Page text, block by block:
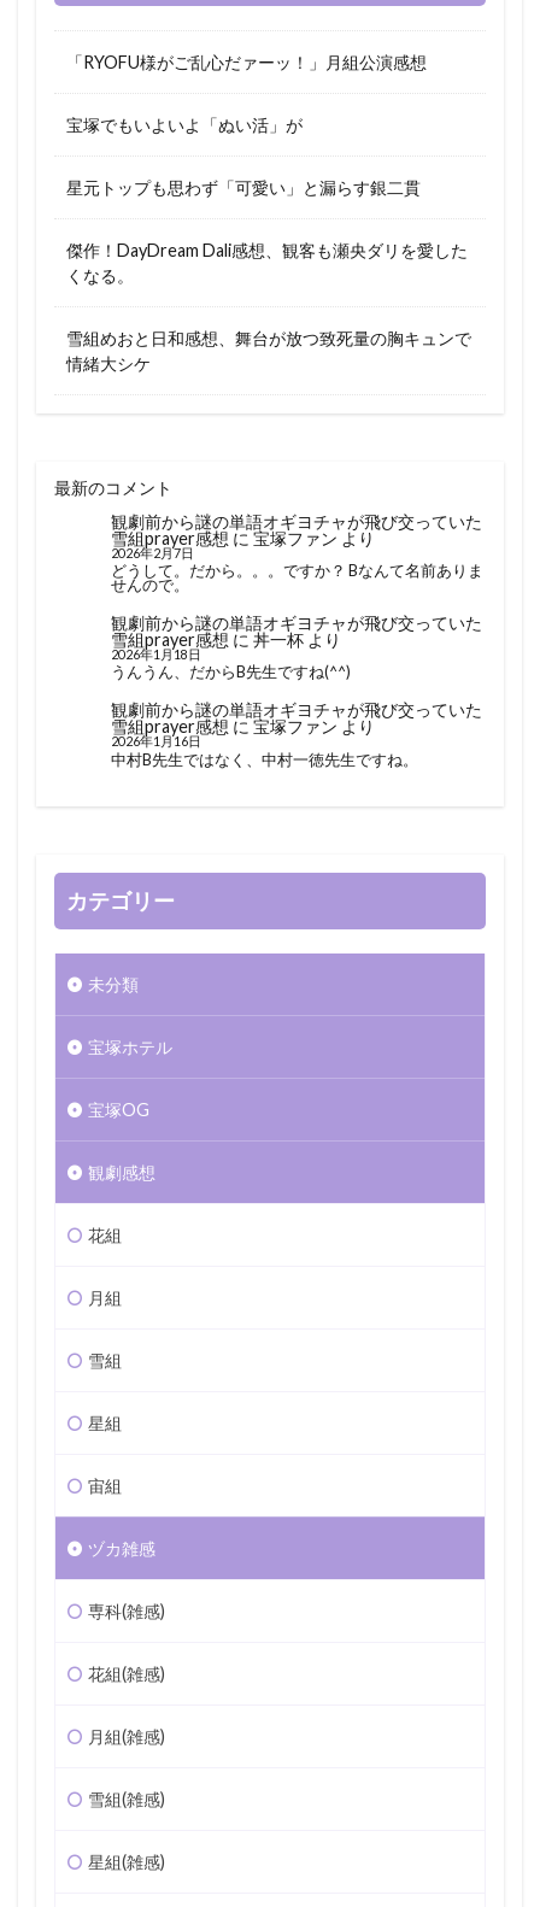
「RYOFU様がご乱心だァーッ！」月組公演感想
宝塚でもいよいよ「ぬい活」が
星元トップも思わず「可愛い」と漏らす銀二貫
傑作！DayDream Dali感想、観客も瀬央ダリを愛した
くなる。
雪組めおと日和感想、舞台が放つ致死量の胸キュンで
情緒大シケ
最新のコメント
観劇前から謎の単語オギヨチャが飛び交っていた
雪組prayer感想 に 宝塚ファン より
2026年2月7日
どうして。だから。。。ですか？ Bなんて名前ありま
せんので。
観劇前から謎の単語オギヨチャが飛び交っていた
雪組prayer感想 に 丼一杯より
2026年1月18日
うんうん、だからB先生ですね(^^)
観劇前から謎の単語オギヨチャが飛び交っていた
雪組prayer感想 に 宝塚ファン より
2026年1月16日
中村B先生ではなく、中村一徳先生ですね。
カテゴリー
未分類
宝塚ホテル
宝塚OG
観劇感想
花組
月組
雪組
星組
宙組
ヅカ雑感
専科(雑感)
花組(雑感)
月組(雑感)
雪組(雑感)
星組(雑感)